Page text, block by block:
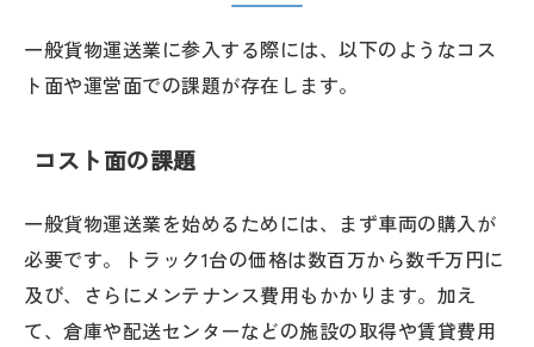
一般貨物運送業に参入する際には、以下のようなコス
ト面や運営面での課題が存在します。
コスト面の課題
一般貨物運送業を始めるためには、まず車両の購入が
必要です。トラック1台の価格は数百万から数千万円に
及び、さらにメンテナンス費用もかかります。加え
て、倉庫や配送センターなどの施設の取得や賃貸費用